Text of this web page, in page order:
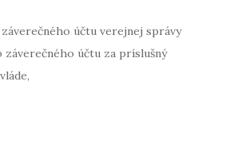
účtu verejnej správy
záverečného účtu za príslušný